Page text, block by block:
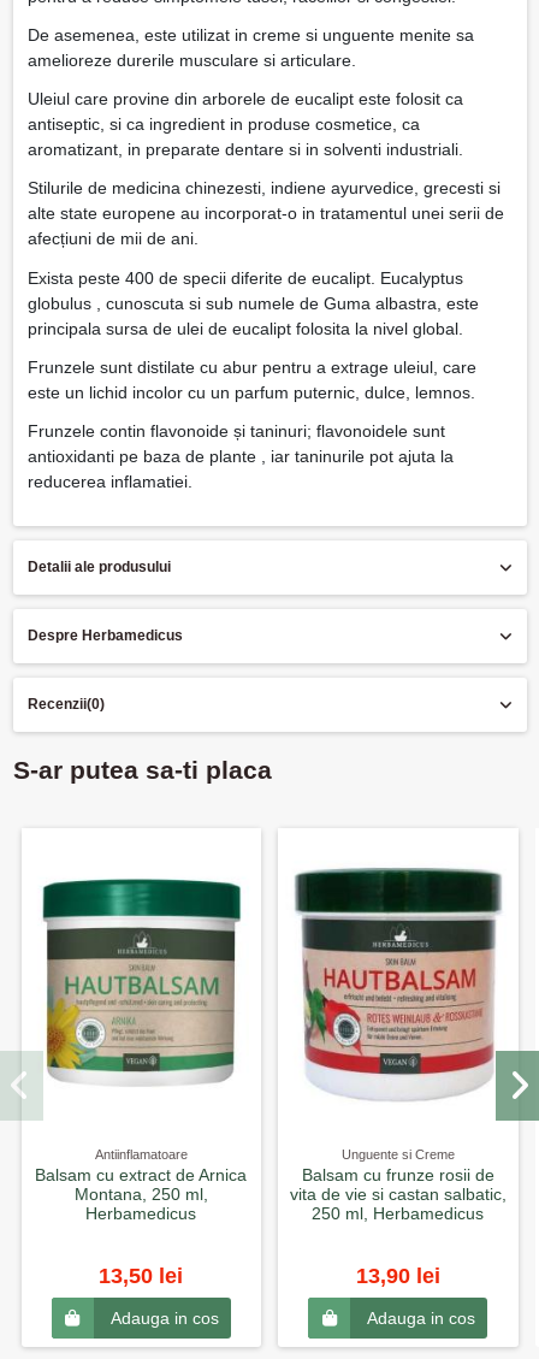
De asemenea, este utilizat in creme si unguente menite sa
amelioreze durerile musculare si articulare.
Uleiul care provine din arborele de eucalipt este folosit ca
antiseptic, si ca ingredient in produse cosmetice, ca
aromatizant, in preparate dentare si in solventi industriali.
Stilurile de medicina chinezesti, indiene ayurvedice, grecesti si
alte state europene au incorporat-o in tratamentul unei serii de
afecțiuni de mii de ani.
Exista peste 400 de specii diferite de eucalipt. Eucalyptus
globulus , cunoscuta si sub numele de Guma albastra, este
principala sursa de ulei de eucalipt folosita la nivel global.
Frunzele sunt distilate cu abur pentru a extrage uleiul, care
este un lichid incolor cu un parfum puternic, dulce, lemnos.
Frunzele contin flavonoide și taninuri; flavonoidele sunt
antioxidanti pe baza de plante , iar taninurile pot ajuta la
reducerea inflamatiei.
Detalii ale produsului
Despre Herbamedicus
Recenzii(0)
S-ar putea sa-ti placa
Antiinflamatoare
Balsam cu extract de Arnica
Montana, 250 ml,
Herbamedicus
13,50 lei
Adauga in cos
Unguente si Creme
Balsam cu frunze rosii de
vita de vie si castan salbatic,
250 ml, Herbamedicus
13,90 lei
Adauga in cos